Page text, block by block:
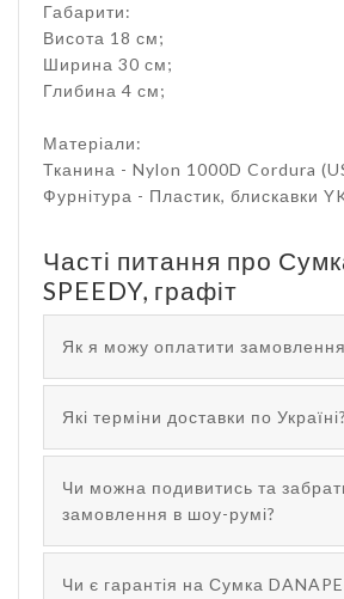
Габарити:
Висота 18 см;
Ширина 30 см;
Глибина 4 см;
Матеріали:
Тканина - Nylon 1000D Cordura
Фурнітура - Пластик, блискавки
Часті питання про
SPEEDY, графіт
Як я можу оплатити
Які терміни доставки по Україні?
Чи можна подивитись та
замовлення в шоу-румі?
Чи є гарантія на Сумка